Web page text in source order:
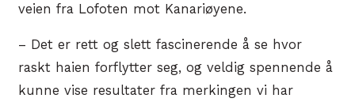
veien fra Lofoten mot Kanariøyene.
– Det er rett og slett fascinerende å se hvor
raskt haien forflytter seg, og veldig spennende å
kunne vise resultater fra merkingen vi har